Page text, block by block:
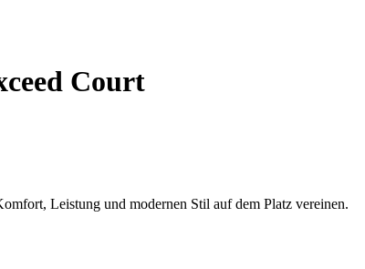
Court
Leistung und modernen Stil auf dem Platz vereinen.